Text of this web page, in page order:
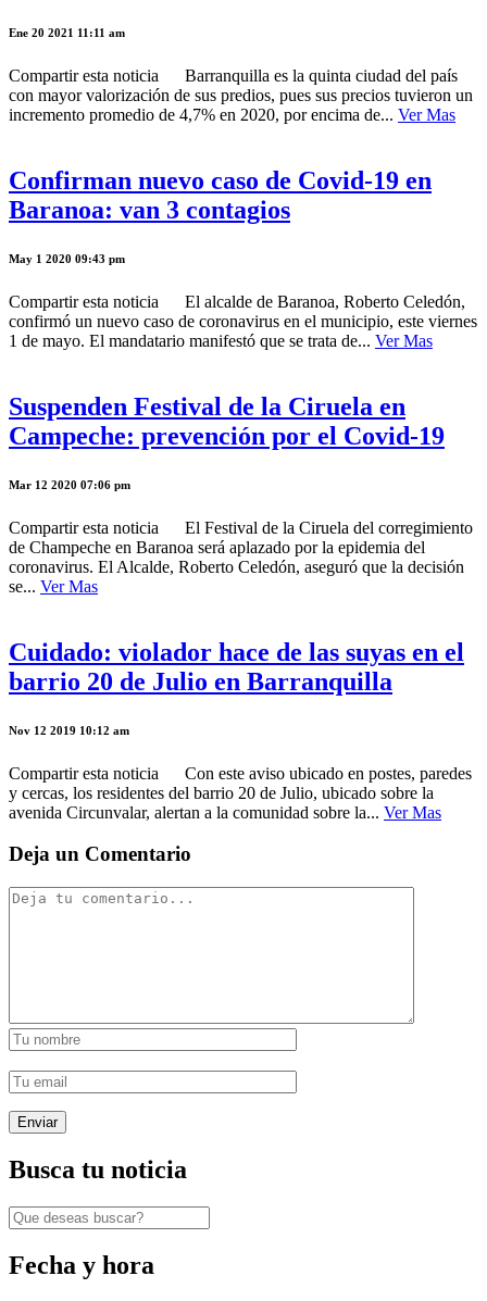
Ene 20 2021 11:11 am
Compartir esta noticia Barranquilla es la quinta ciudad del país
con mayor valorización de sus predios, pues sus precios tuvieron un
incremento promedio de 4,7% en 2020, por encima de... Ver Mas
Confirman nuevo caso de Covid-19 en
Baranoa: van 3 contagios
May 1 2020 09:43 pm
Compartir esta noticia El alcalde de Baranoa, Roberto Celedón,
confirmó un nuevo caso de coronavirus en el municipio, este viernes
1 de mayo. El mandatario manifestó que se trata de... Ver Mas
Suspenden Festival de la Ciruela en
Campeche: prevención por el Covid-19
Mar 12 2020 07:06 pm
Compartir esta noticia El Festival de la Ciruela del corregimiento
de Champeche en Baranoa será aplazado por la epidemia del
coronavirus. El Alcalde, Roberto Celedón, aseguró que la decisión
se... Ver Mas
Cuidado: violador hace de las suyas en el
barrio 20 de Julio en Barranquilla
Nov 12 2019 10:12 am
Compartir esta noticia Con este aviso ubicado en postes, paredes
y cercas, los residentes del barrio 20 de Julio, ubicado sobre la
avenida Circunvalar, alertan a la comunidad sobre la... Ver Mas
Deja un Comentario
Busca tu noticia
Fecha y hora